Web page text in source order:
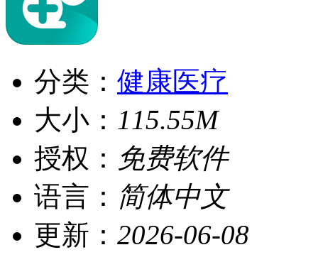
分类： 健康医疗
大小： 115.55M
授权： 免费软件
语言： 简体中文
更新： 2026-06-08